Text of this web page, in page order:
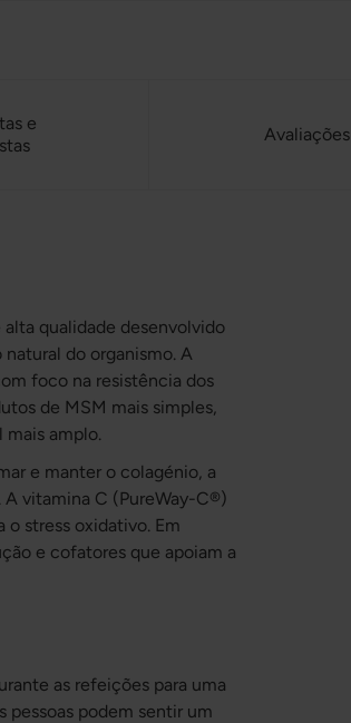
qualidade desenvolvido
do organismo. A
foco na resistência dos
de MSM mais simples,
amplo.
e manter o colagénio, a
vitamina C (PureWay-C®)
stress oxidativo. Em
e cofatores que apoiam a
as refeições para uma
pessoas podem sentir um
e
Avaliações